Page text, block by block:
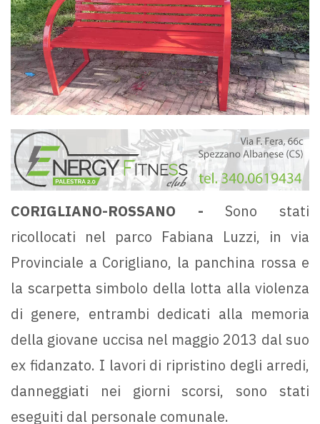
CORIGLIANO-ROSSANO -Sono stati
ricollocati nel parco Fabiana Luzzi, in via
Provinciale a Corigliano, la panchina rossa e
la scarpetta simbolo della lotta alla violenza
di genere, entrambi dedicati alla memoria
della giovane uccisa nel maggio 2013 dal suo
ex fidanzato. I lavori di ripristino degli arredi,
danneggiati nei giorni scorsi, sono stati
eseguiti dal personale comunale.